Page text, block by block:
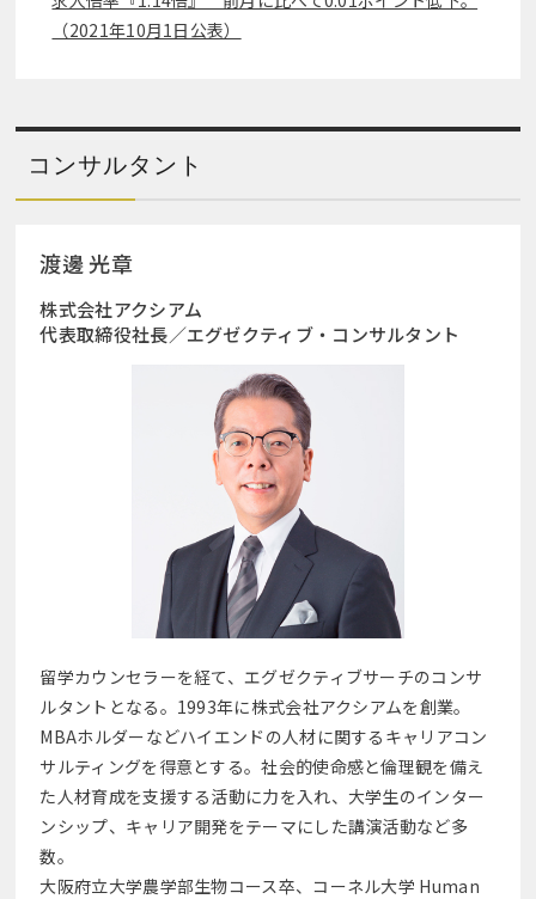
（2021年10月1日公表）
コンサルタント
渡邊 光章
株式会社アクシアム
代表取締役社長／エグゼクティブ・コンサルタント
留学カウンセラーを経て、エグゼクティブサーチのコンサ
ルタントとなる。1993年に株式会社アクシアムを創業。
MBAホルダーなどハイエンドの人材に関するキャリアコン
サルティングを得意とする。社会的使命感と倫理観を備え
た人材育成を支援する活動に力を入れ、大学生のインター
ンシップ、キャリア開発をテーマにした講演活動など多
数。
大阪府立大学農学部生物コース卒、コーネル大学 Human